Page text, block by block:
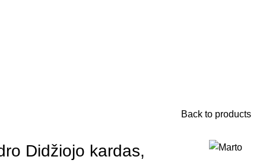
Back to products
Didžiojo kardas,